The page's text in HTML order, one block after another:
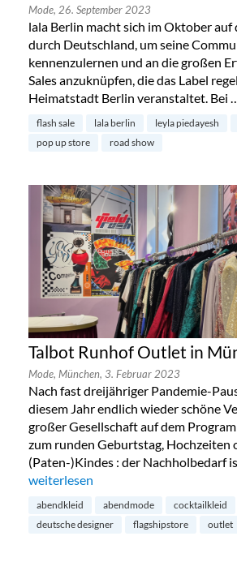
Mode, 26. September 2023
lala Berlin macht sich im Oktober auf
durch Deutschland, um seine
kennenzulernen und an die großen
Sales anzuknüpfen, die das Label
Heimatstadt Berlin veranstaltet. Bei
flash sale lala berlin leyla piedayesh
pop up store
road show
Talbot Runhof Outlet in
Mode, München, 3. Februar 2023
Nach fast dreijähriger Pandemie-
diesem Jahr endlich wieder schöne
großer Gesellschaft auf dem
zum runden Geburtstag, Hochzeiten
(Paten-)Kindes : der Nachholbedarf
„Talbot Runhof Outlet in München“
weiterlesen
abendkleid abendmode cocktailkleid
deutsche designer
flagshipstore outlet